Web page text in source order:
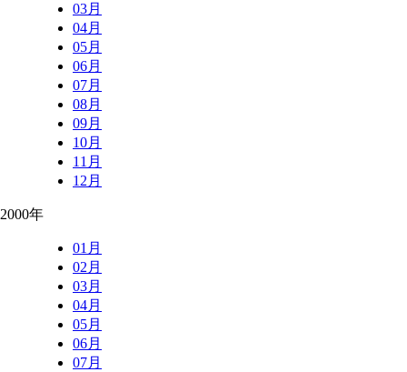
03月
04月
05月
06月
07月
08月
09月
10月
11月
12月
2000年
01月
02月
03月
04月
05月
06月
07月